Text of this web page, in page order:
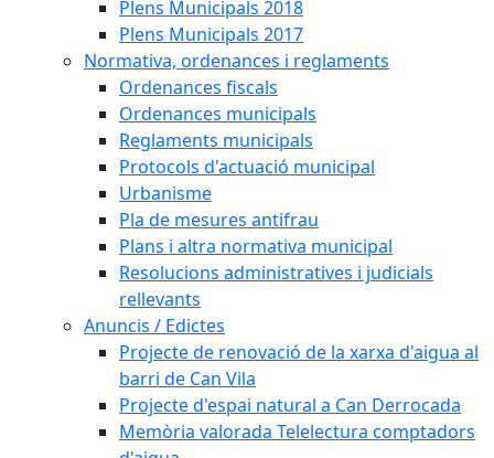
Plens Municipals 2018
Plens Municipals 2017
Normativa, ordenances i reglaments
Ordenances fiscals
Ordenances municipals
Reglaments municipals
Protocols d'actuació municipal
Urbanisme
Pla de mesures antifrau
Plans i altra normativa municipal
Resolucions administratives i judicials
rellevants
Anuncis / Edictes
Projecte de renovació de la xarxa d'aigua al
barri de Can Vila
Projecte d'espai natural a Can Derrocada
Memòria valorada Telelectura comptadors